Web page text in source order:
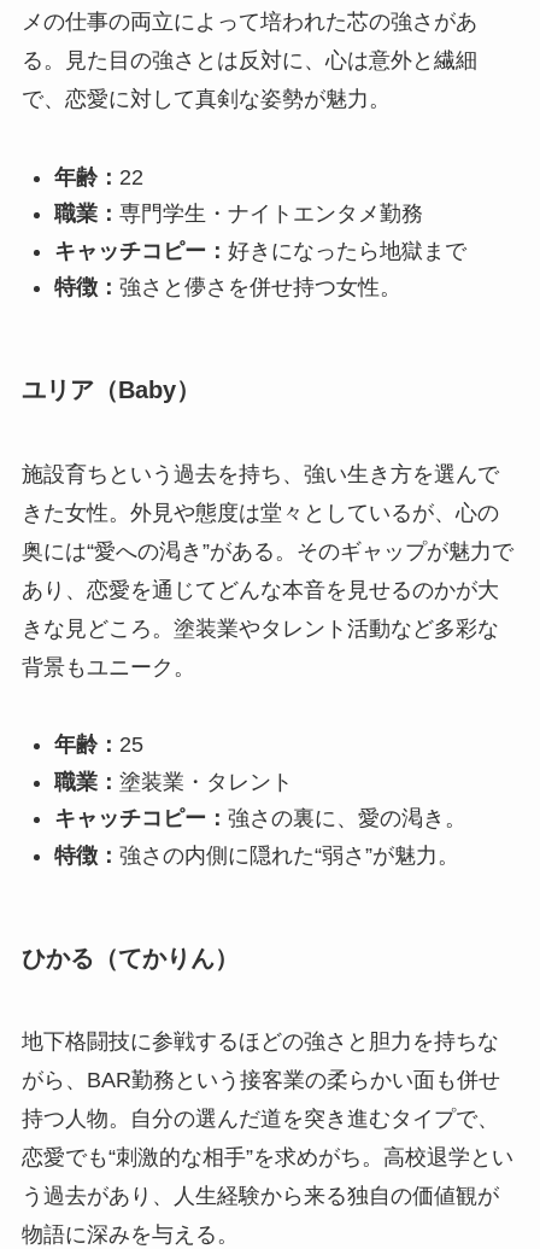
メの仕事の両立によって培われた芯の強さがあ
る。見た目の強さとは反対に、心は意外と繊細
で、恋愛に対して真剣な姿勢が魅力。
年齢： 22
職業： 専門学生・ナイトエンタメ勤務
キャッチコピー： 好きになったら地獄まで
特徴： 強さと儚さを併せ持つ女性。
ユリア（Baby）
施設育ちという過去を持ち、強い生き方を選んで
きた女性。外見や態度は堂々としているが、心の
奥には“愛への渇き”がある。そのギャップが魅力で
あり、恋愛を通じてどんな本音を見せるのかが大
きな見どころ。塗装業やタレント活動など多彩な
背景もユニーク。
年齢： 25
職業： 塗装業・タレント
キャッチコピー： 強さの裏に、愛の渇き。
特徴： 強さの内側に隠れた“弱さ”が魅力。
ひかる（てかりん）
地下格闘技に参戦するほどの強さと胆力を持ちな
がら、BAR勤務という接客業の柔らかい面も併せ
持つ人物。自分の選んだ道を突き進むタイプで、
恋愛でも“刺激的な相手”を求めがち。高校退学とい
う過去があり、人生経験から来る独自の価値観が
物語に深みを与える。